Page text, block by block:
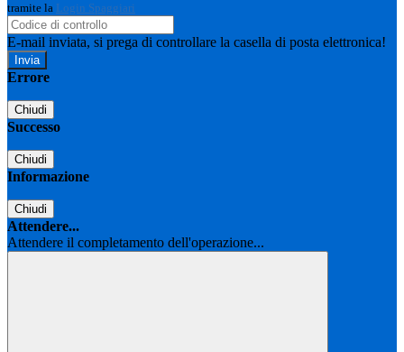
tramite la Login Spaggiari
E-mail inviata, si prega di controllare la casella di posta elettronica!
Errore
Chiudi
Successo
Chiudi
Informazione
Chiudi
Attendere...
Attendere il completamento dell'operazione...